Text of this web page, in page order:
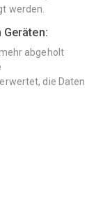
werden.
abgeholt
die Daten